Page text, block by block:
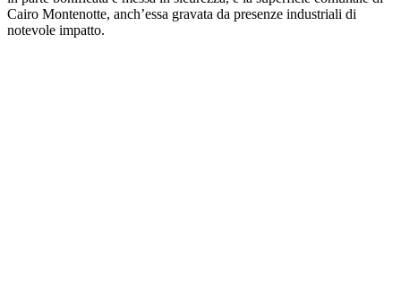
Cairo Montenotte, anch’essa gravata da presenze industriali di
notevole impatto.